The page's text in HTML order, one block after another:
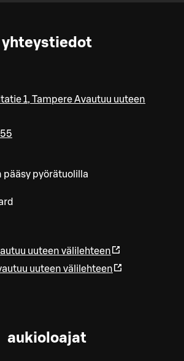
yhteystiedot
1, TampereAvautuu uuteen
pääsy pyörätuolilla
uuteen välilehteen
uuteen välilehteen
aukioloajat